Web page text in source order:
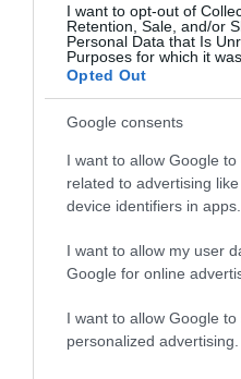
I want to opt-out of
Retention, Sale, and/or
Personal Data that Is
Purposes for which it
Opted Out
Google consents
I want to allow Google
related to advertising
device identifiers in apps.
I want to allow my user
Google for online
I want to allow Google to
personalized advertising.
Csökkenti a vérnyomást, és